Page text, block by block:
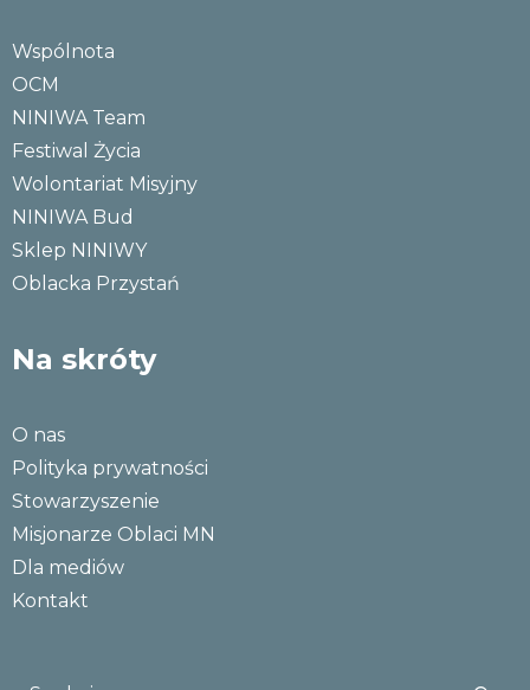
Wspólnota
OCM
NINIWA Team
Festiwal Życia
Wolontariat Misyjny
NINIWA Bud
Sklep NINIWY
Oblacka Przystań
Na skróty
O nas
Polityka prywatności
Stowarzyszenie
Misjonarze Oblaci MN
Dla mediów
Kontakt